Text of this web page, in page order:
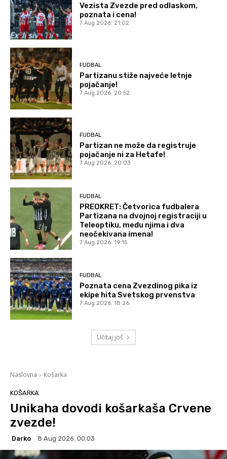
Vezista Zvezde pred odlaskom,
poznata i cena!
7 Aug 2026. 21:02
FUDBAL
Partizanu stiže najveće letnje
pojačanje!
7 Aug 2026. 20:52
FUDBAL
Partizan ne može da registruje
pojačanje ni za Hetafe!
7 Aug 2026. 20:03
FUDBAL
PREOKRET: Četvorica fudbalera
Partizana na dvojnoj registraciji u
Teleoptiku, među njima i dva
neočekivana imena!
7 Aug 2026. 19:15
FUDBAL
Poznata cena Zvezdinog pika iz
ekipe hita Svetskog prvenstva
7 Aug 2026. 18:26
Učitaj još